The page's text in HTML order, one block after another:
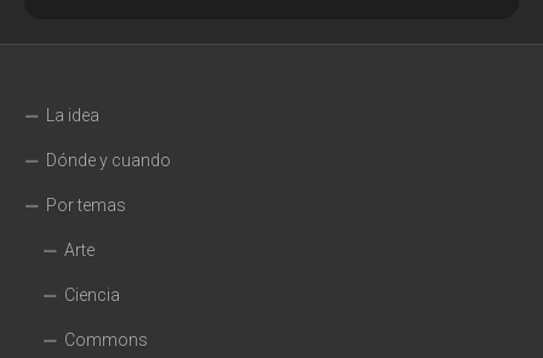
La idea
Dónde y cuando
Por temas
Arte
Ciencia
Commons